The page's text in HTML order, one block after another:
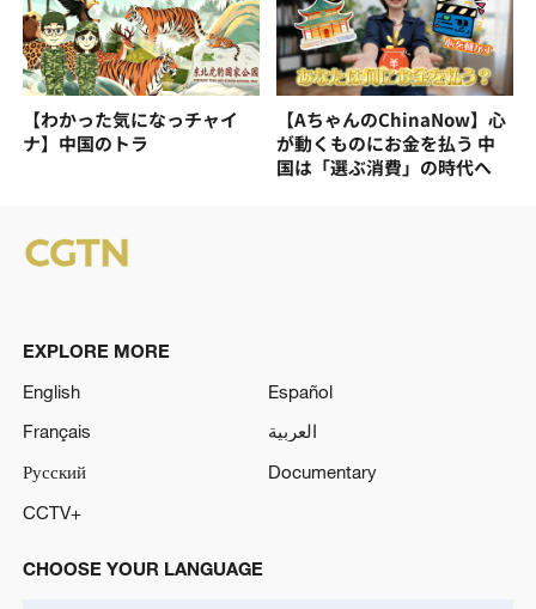
【わかった気になっチャイ
ナ】中国のトラ
【AちゃんのChinaNow】心
が動くものにお金を払う 中
国は「選ぶ消費」の時代へ
EXPLORE MORE
English
Español
Français
العربية
Русский
Documentary
CCTV+
CHOOSE YOUR LANGUAGE